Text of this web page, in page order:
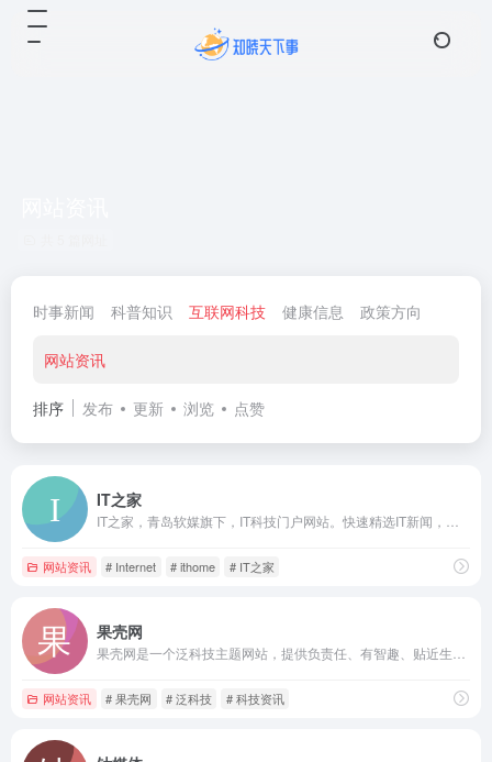
时事新闻 科普知识 互联网科技 健康信息 政策方向
网站资讯
排序 发布 更新 浏览 点赞
IT之家
网站资讯 # Internet # ithome # IT之家
果壳网
网站资讯 # 果壳网 # 泛科技 # 科技资讯